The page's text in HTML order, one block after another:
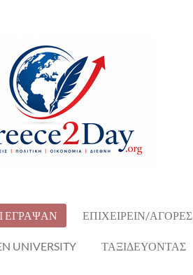
ΕΓΡΑΨΑΝ ΕΠΙΧΕΙΡΕΙΝ/ΑΓΟΡΕΣ
UNIVERSITY ΤΑΞΙΔΕΥΟΝΤΑΣ